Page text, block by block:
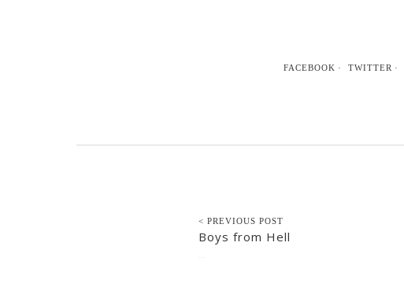
FACEBOOK TWITTER
< PREVIOUS POST
Boys from Hell